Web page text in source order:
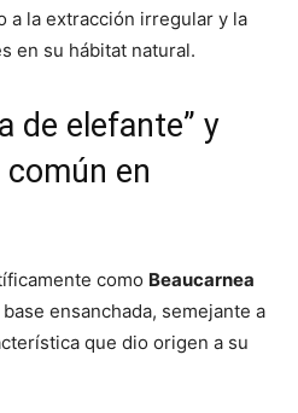
a la extracción irregular y la
en su hábitat natural.
de elefante” y
en
como Beaucarnea
ensanchada, semejante a
que dio origen a su